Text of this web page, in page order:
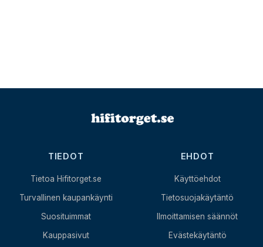
TIEDOT
Tietoa Hifitorget.se
Turvallinen kaupankäynti
Suosituimmat
Kauppasivut
EHDOT
Käyttöehdot
Tietosuojakäytäntö
Ilmoittamisen säännöt
Evästekäytäntö